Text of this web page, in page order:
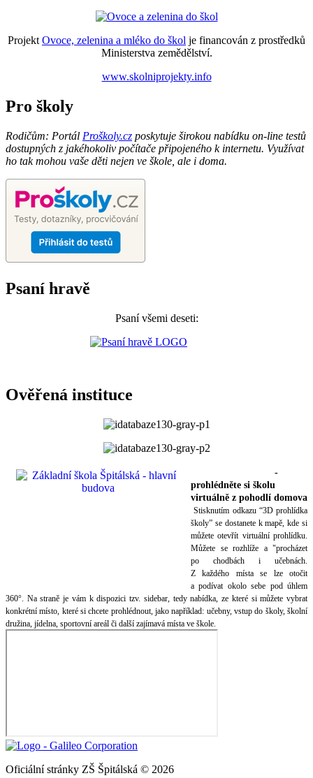
Projekt Ovoce, zelenina a mléko do škol je financován z prostředků
Ministerstva zemědělství.
www.skolniprojekty.info
Pro školy
Rodičům: Portál Proškoly.cz poskytuje širokou nabídku on-line testů
dostupných z jakéhokoliv počítače připojeného k internetu. Využívat
ho tak mohou vaše děti nejen ve škole, ale i doma.
Psaní hravě
Psaní všemi deseti:
Ověřená instituce
-
prohlédněte si školu
virtuálně z pohodlí domova
Stisknutím odkazu “3D prohlídka
školy” se dostanete k mapě, kde si
můžete otevřít virtuální prohlídku.
Můžete se rozhlíže a "procházet
po chodbách i učebnách.
Z každého místa se lze otočit
a podívat okolo sebe pod úhlem
360°. Na straně je vám k dispozici tzv. sidebar, tedy nabídka, ze které si můžete vybrat
konkrétní místo, které si chcete prohlédnout, jako například: učebny, vstup do školy, školní
družina, jídelna, sportovní areál či další zajímavá místa ve škole.
Oficiální stránky ZŠ Špitálská © 2026